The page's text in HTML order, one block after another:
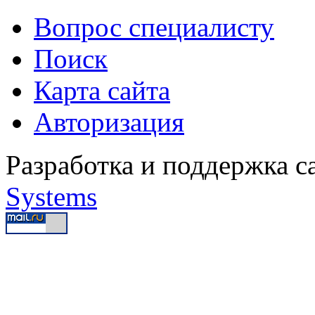
Вопрос специалисту
Поиск
Карта сайта
Авторизация
Разработка и поддержка
Systems